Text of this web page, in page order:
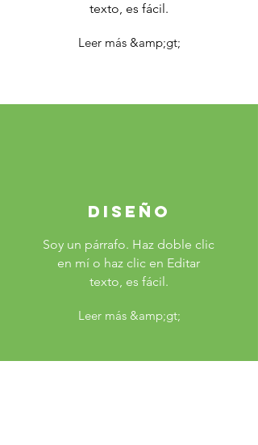
texto, es fácil.
Leer más &amp;gt;
DISEÑO
Soy un párrafo. Haz doble clic
en mí o haz clic en Editar
texto, es fácil.
Leer más &amp;gt;